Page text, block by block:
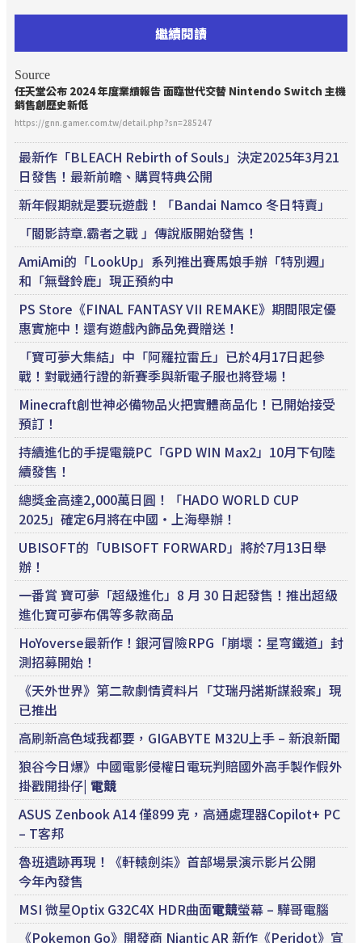
繼續閱讀
Source
任天堂公布 2024 年度業績報告 面臨世代交替 Nintendo Switch 主機
銷售創歷史新低
https://gnn.gamer.com.tw/detail.php?sn=285247
最新作「BLEACH Rebirth of Souls」決定2025年3月21
日發售！最新前瞻、購買特典公開
新年假期就是要玩遊戲！「Bandai Namco 冬日特賣」
「閽影詩章.霸者之戰 」傳說版開始發售！
AmiAmi的「LookUp」系列推出賽馬娘手辦「特別週」
和「無聲鈴鹿」現正預約中
PS Store《FINAL FANTASY VII REMAKE》期間限定優
惠實施中！還有遊戲內飾品免費贈送！
「寶可夢大集結」中「阿羅拉雷丘」已於4月17日起參
戰！對戰通行證的新賽季與新電子服也將登場！
Minecraft創世神必備物品火把實體商品化！已開始接受
預訂！
持續進化的手提電競PC「GPD WIN Max2」10月下旬陸
續發售！
總獎金高達2,000萬日圓！「HADO WORLD CUP
2025」確定6月將在中國・上海舉辦！
UBISOFT的「UBISOFT FORWARD」將於7月13日舉
辦！
一番賞 寶可夢「超級進化」8 月 30 日起發售！推出超級
進化寶可夢布偶等多款商品
HoYoverse最新作！銀河冒險RPG「崩壞：星穹鐵道」封
測招募開始！
《天外世界》第二款劇情資料片「艾瑞丹諾斯謀殺案」現
已推出
高刷新高色域我都要，GIGABYTE M32U上手 – 新浪新聞
狼谷今日爆》中國電影侵權日電玩判賠國外高手製作假外
掛戳開掛仔| 電競
ASUS Zenbook A14 僅899 克，高通處理器Copilot+ PC
– T客邦
魯班遺跡再現！《軒轅劍柒》首部場景演示影片公開
今年內發售
MSI 微星Optix G32C4X HDR曲面電競螢幕 – 驊哥電腦
《Pokemon Go》開發商 Niantic AR 新作《Peridot》宣